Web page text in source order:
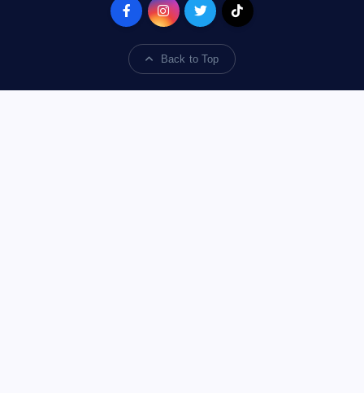
Back to Top